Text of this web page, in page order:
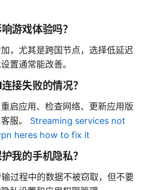
游戏体验吗？
，尤其是跨国节点，选择低延迟
置通常能改善。
接失败的情况？
启应用、检查网络、更新应用版
服。 Streaming services not
heres how to fix it
我的手机隐私？
过程中的数据不被窃取，但不要